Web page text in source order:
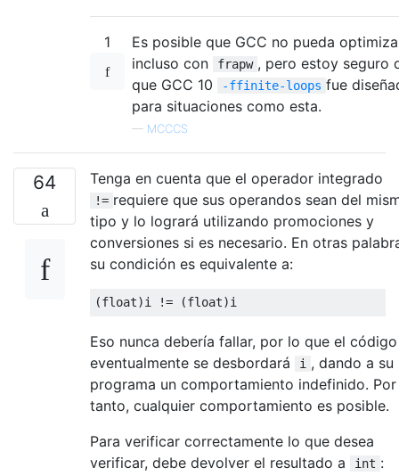
1
Es posible que GCC no pueda
incluso con
frapw , pero estoy seguro
que GCC 10
-ffinite-loops fue
para situaciones como esta.
— MCCCS
64 Tenga en cuenta que el operador integrado
!= requiere que sus operandos sean del
tipo y lo logrará utilizando promociones y
conversiones si es necesario. En otras
su condición es equivalente a:
(float)i != (float
Eso nunca debería fallar, por lo que el código
eventualmente se desbordará
i , dando a su
programa un comportamiento indefinido. Por
tanto, cualquier comportamiento es posible.
Para verificar correctamente lo que desea
verificar, debe devolver el resultado a
int :